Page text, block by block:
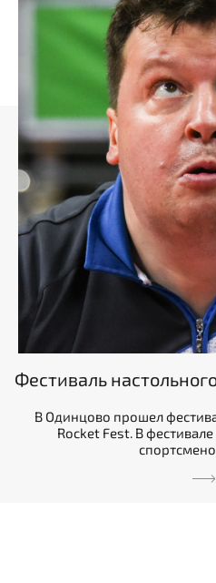
Фестиваль
В Одинцово прошел
Rocket Fest. В